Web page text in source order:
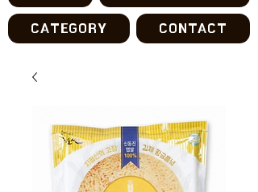
CATEGORY CONTACT